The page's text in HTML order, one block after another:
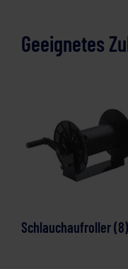
Geeignetes
Schlauchaufroller (8)